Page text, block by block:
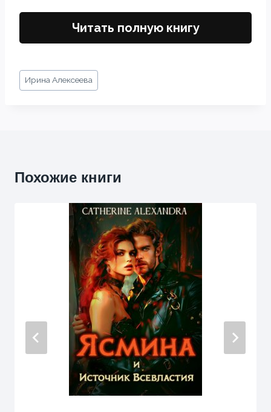
Читать полную книгу
Метки
записи:
Ирина Алексеева
Похожие книги